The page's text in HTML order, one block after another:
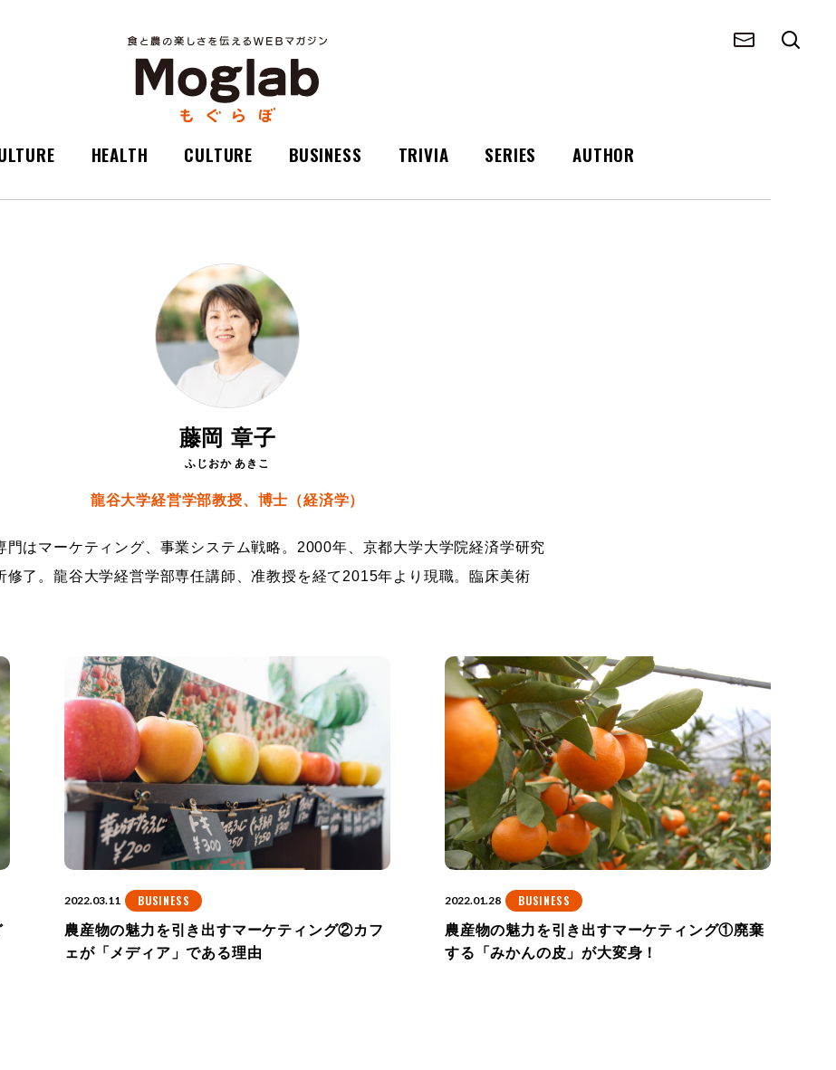
HEALTH CULTURE BUSINESS TRIVIA SERIES AUTHOR
藤岡 章子
ふじおか あきこ
龍谷大学経営学部教授、博士（経済学）
門はマーケティング、事業システム戦略。2000年、京都大学大学院経済学研究
修了。龍谷大学経営学部専任講師、准教授を経て2015年より現職。臨床美術
2022.03.11
BUSINESS
農産物の魅力を引き出すマーケティング②カフ
ェが「メディア」である理由
2022.01.28
BUSINESS
農産物の魅力を引き出すマーケティング①廃棄
する「みかんの皮」が大変身！